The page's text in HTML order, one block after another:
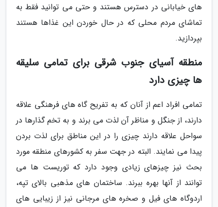
های خیابانی در دسترس هستند و حتی می توانید فقط به
تماشای مردم محلی که در حال خوردن این غذاها هستند
بپردازید.
منطقه آسیای جنوب شرقی برای تمامی سلیقه
ها چیزی دارد
تمامی افراد اعم از آنان که به تفریح گاه های فرهنگی علاقه
دارند، از جنگل و مناظر آن لذت می برند و به تخم گذارها در
سواحل علاقه دارند چیزی را در این مناطق برای لذت بردن
پیدا می نمایند. البته در جهت سفر به کشورهای منطقه مورد
بحث نیز چیزهای زیادی وجود دارد که توریست ها می
توانند از آنها بهره ببرند. ساختمان های مذهبی بالای تپه،
اردوگاه های فیل و صخره های مرجانی نیز از زیبایی های